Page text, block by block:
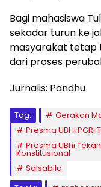
Bagi mahasiswa
sekadar turun ke
masyarakat tetap
dari proses
Jurnalis: Pandhu
Tag:
Gerakan
Presma UBHI PGRI
Presma UBhi
Konstitusional
Salsabila